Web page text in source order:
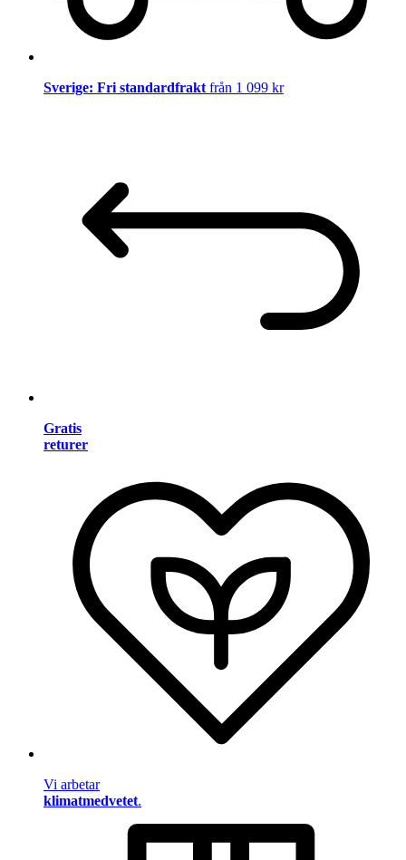
Sverige: Fri standardfrakt från 1 099 kr
Gratis
returer
Vi arbetar
klimatmedvetet.